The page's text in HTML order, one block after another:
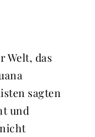
Welt, das
sagten
und